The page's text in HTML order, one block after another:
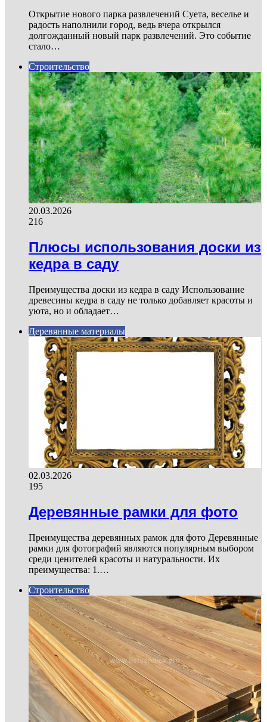
Открытие нового парка развлечений Суета, веселье и
радость наполнили город, ведь вчера открылся
долгожданный новый парк развлечений. Это событие
стало…
Строительство
20.03.2026
216
Плюсы использования доски из
кедра в саду
Преимущества доски из кедра в саду Использование
древесины кедра в саду не только добавляет красоты и
уюта, но и обладает…
Деревянные материалы
02.03.2026
195
Деревянные рамки для фото
Преимущества деревянных рамок для фото Деревянные
рамки для фотографий являются популярным выбором
среди ценителей красоты и натуральности. Их
преимущества: 1.…
Строительство